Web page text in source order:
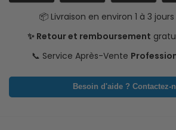
📦 Livraison en environ 1 à 3
✨ Retour et remboursement
📞 Service Après-Vente
Besoin d'aide ? Contactez-